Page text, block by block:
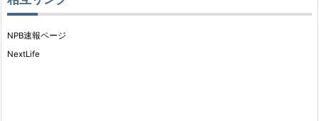
NPB速報ページ
NextLife